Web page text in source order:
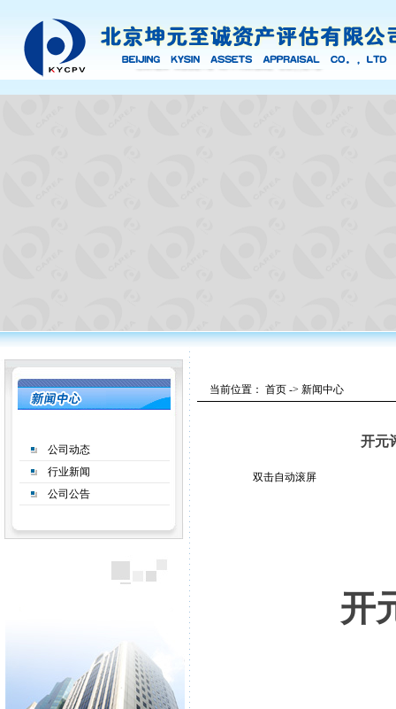
公司动态
行业新闻
公司公告
当前位置： 首页 -> 新闻中心
开元
双击自动滚屏
开